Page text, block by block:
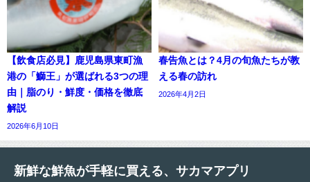
【飲食店必見】鹿児島県東町漁
港の「鰤王」が選ばれる3つの理
由｜脂のり・鮮度・価格を徹底
解説
2026年6月10日
春告魚とは？4月の旬魚たちが教
える春の訪れ
2026年4月2日
新鮮な鮮魚が手軽に買える、サカマアプリ